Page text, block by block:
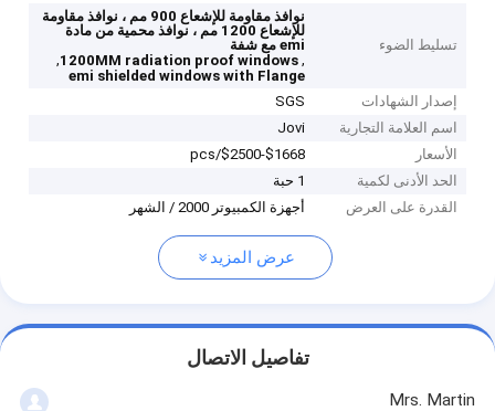
تسليط الضوء
نوافذ مقاومة للإشعاع 900 مم ، نوافذ مقاومة
للإشعاع 1200 مم ، نوافذ محمية من مادة
emi مع شفة
,
1200MM radiation proof windows
,
emi shielded windows with Flange
إصدار الشهادات
SGS
اسم العلامة التجارية
Jovi
الأسعار
$1668-$2500/pcs
الحد الأدنى لكمية
1 حبة
القدرة على العرض
أجهزة الكمبيوتر 2000 / الشهر
عرض المزيد
تفاصيل الاتصال
Mrs. Martin